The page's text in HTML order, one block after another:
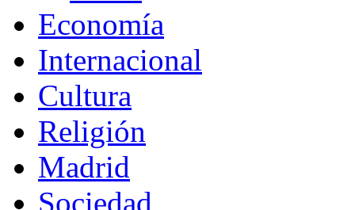
Economía
Internacional
Cultura
Religión
Madrid
Sociedad